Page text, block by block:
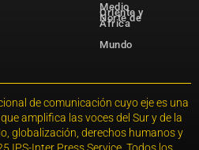
Medio
Oriente y
Norte de
África
Mundo
de comunicación cuyo eje es una
amplifica las voces del Sur y de la
globalización, derechos humanos y